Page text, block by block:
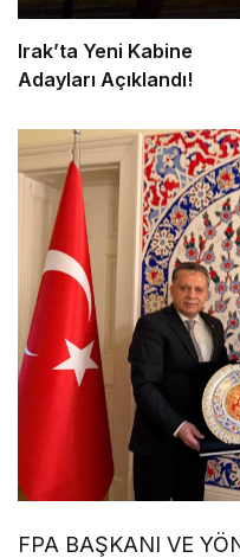
Irak’ta Yeni Kabine
Adayları Açıklandı!
FPA BAŞKANI VE